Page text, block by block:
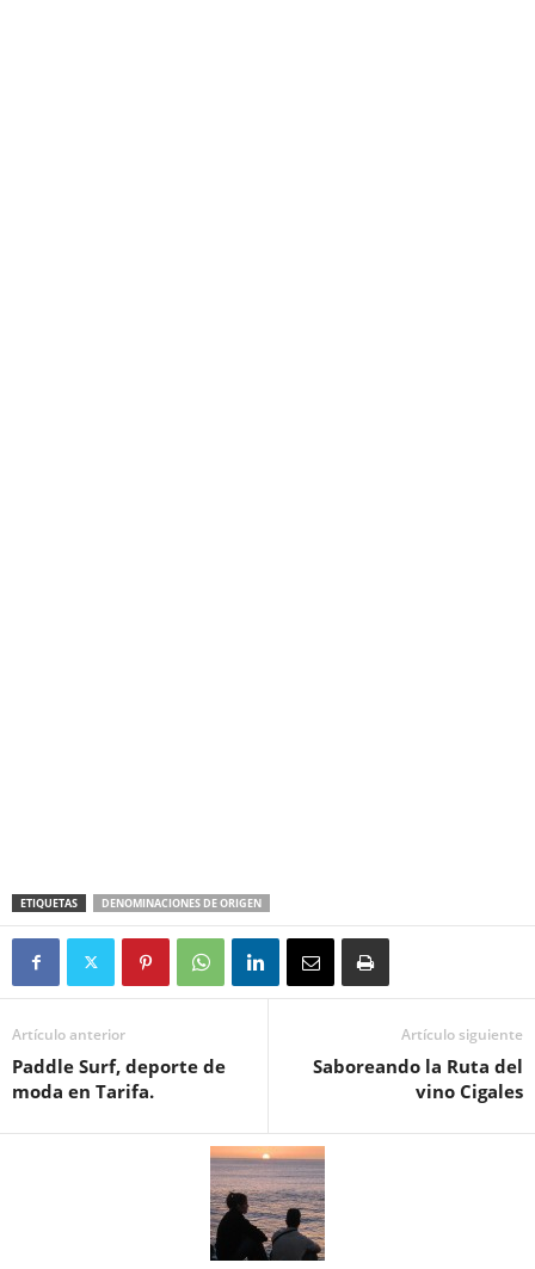
ETIQUETAS DENOMINACIONES DE ORIGEN
Artículo anterior
Paddle Surf, deporte de
moda en Tarifa.
Artículo siguiente
Saboreando la Ruta del
vino Cigales